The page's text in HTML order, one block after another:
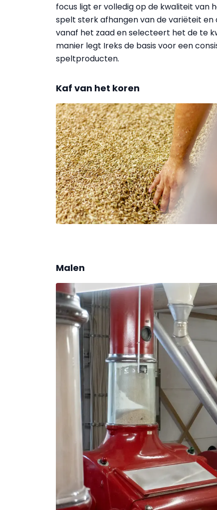
focus ligt er volledig op de kwaliteit van
spelt sterk afhangen van de variëteit
vanaf het zaad en selecteert het de te
manier legt Ireks de basis voor een
speltproducten.
Kaf van het koren
Malen